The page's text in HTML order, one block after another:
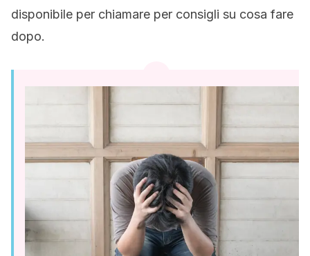
disponibile per chiamare per consigli su cosa fare
dopo.